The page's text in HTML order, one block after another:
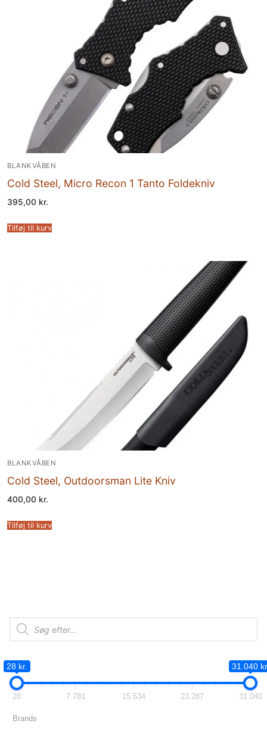
BLANKVÅBEN
Cold Steel, Micro Recon 1 Tanto Foldekniv
395,00 kr.
Tilføj til kurv
BLANKVÅBEN
Cold Steel, Outdoorsman Lite Kniv
400,00 kr.
Tilføj til kurv
Products
search
28 kr. 31.040
28 7.781 15.534 23.287 31.040